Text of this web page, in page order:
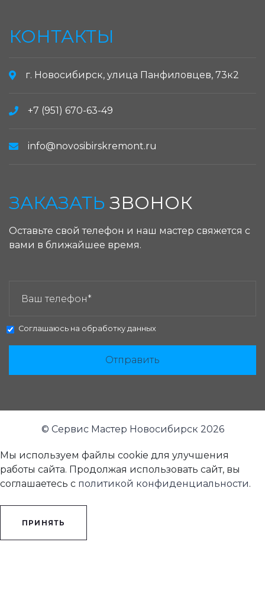
КОНТАКТЫ
г. Новосибирск, улица Панфиловцев, 73к2
+7 (951) 670-63-49
info@novosibirskremont.ru
ЗАКАЗАТЬ ЗВОНОК
Оставьте свой телефон и наш мастер свяжется с
вами в ближайшее время.
Соглашаюсь на обработку данных
Отправить
© Сервис Мастер Новосибирск 2026
Мы используем файлы cookie для улучшения
работы сайта. Продолжая использовать сайт, вы
соглашаетесь с политикой конфиденциальности.
ПРИНЯТЬ